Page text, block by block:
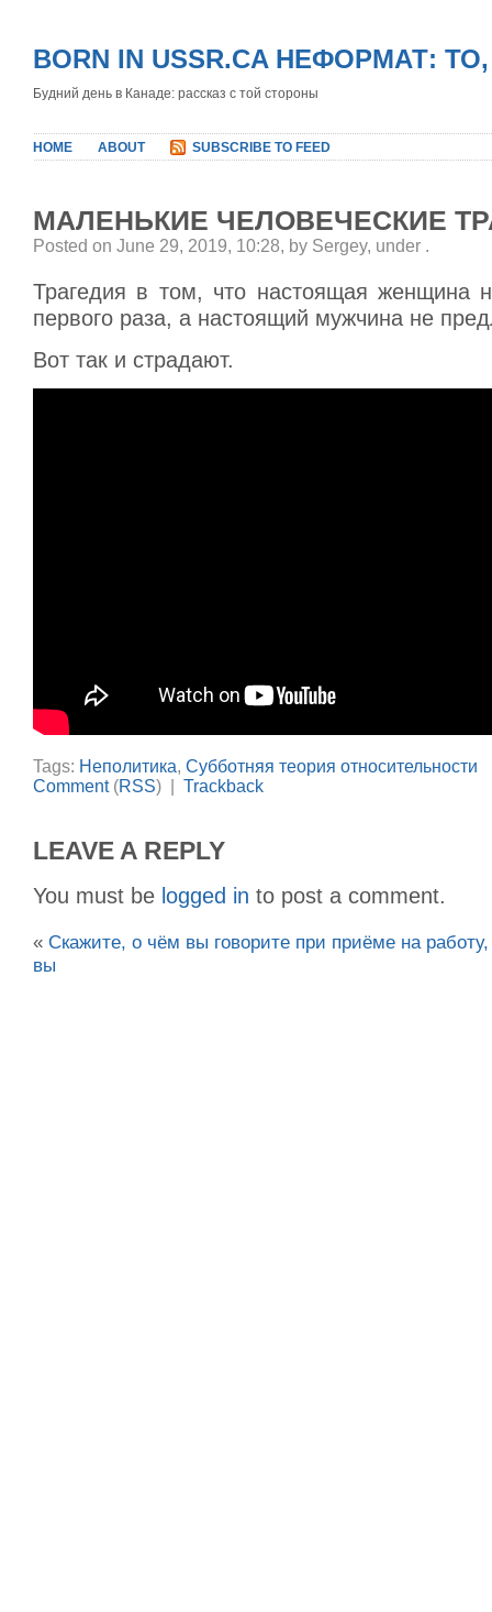
BORN IN USSR.CA НЕФОРМАТ:
Будний день в Канаде: рассказ с той стороны
HOME ABOUT SUBSCRIBE TO FEED
МАЛЕНЬКИЕ ЧЕЛОВЕЧЕСКИЕ
Posted on June 29, 2019, 10:28, by Sergey, under .
Трагедия в том, что настоящая женщина
первого раза, а настоящий мужчина не
Вот так и страдают.
Tags: Неполитика, Субботняя теория относительности
Comment(RSS) | Trackback
LEAVE A REPLY
You must be logged in to post a comment.
« Скажите, о чём вы говорите при приёме на
вы